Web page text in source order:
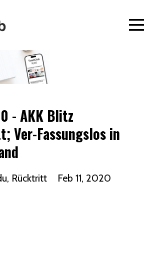
- AKK Blitz
Ver-Fassungslos in
Rücktritt Feb 11, 2020